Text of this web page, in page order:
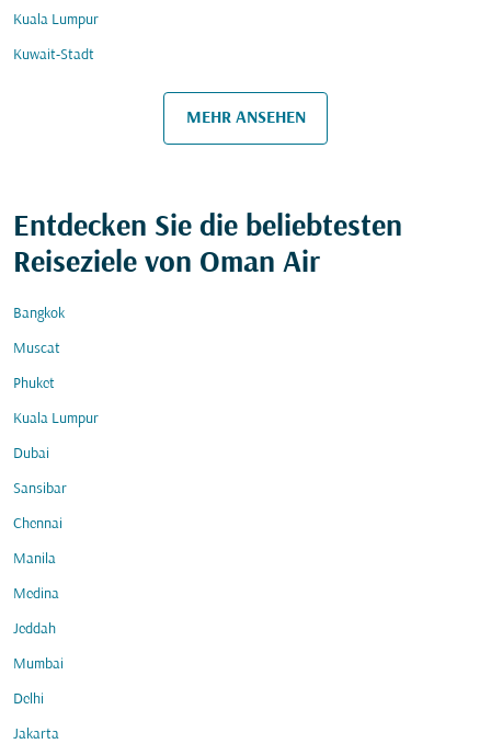
Kuala Lumpur
Kuwait-Stadt
MEHR ANSEHEN
Entdecken Sie die beliebtesten
Reiseziele von Oman Air
Bangkok
Muscat
Phuket
Kuala Lumpur
Dubai
Sansibar
Chennai
Manila
Medina
Jeddah
Mumbai
Delhi
Jakarta